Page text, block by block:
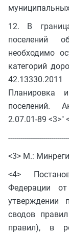
12. В
поселений
необходимо
категорий
Планировка
поселений.
2.07.01-89 <3>"
<3> М.:
<4>
Федерации
утверждении
сводов
правил), в